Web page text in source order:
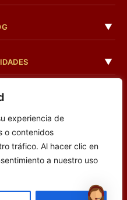
experiencia de
o contenidos
tráfico. Al hacer clic en
a nuestro uso
Criminalísticas · Todos los